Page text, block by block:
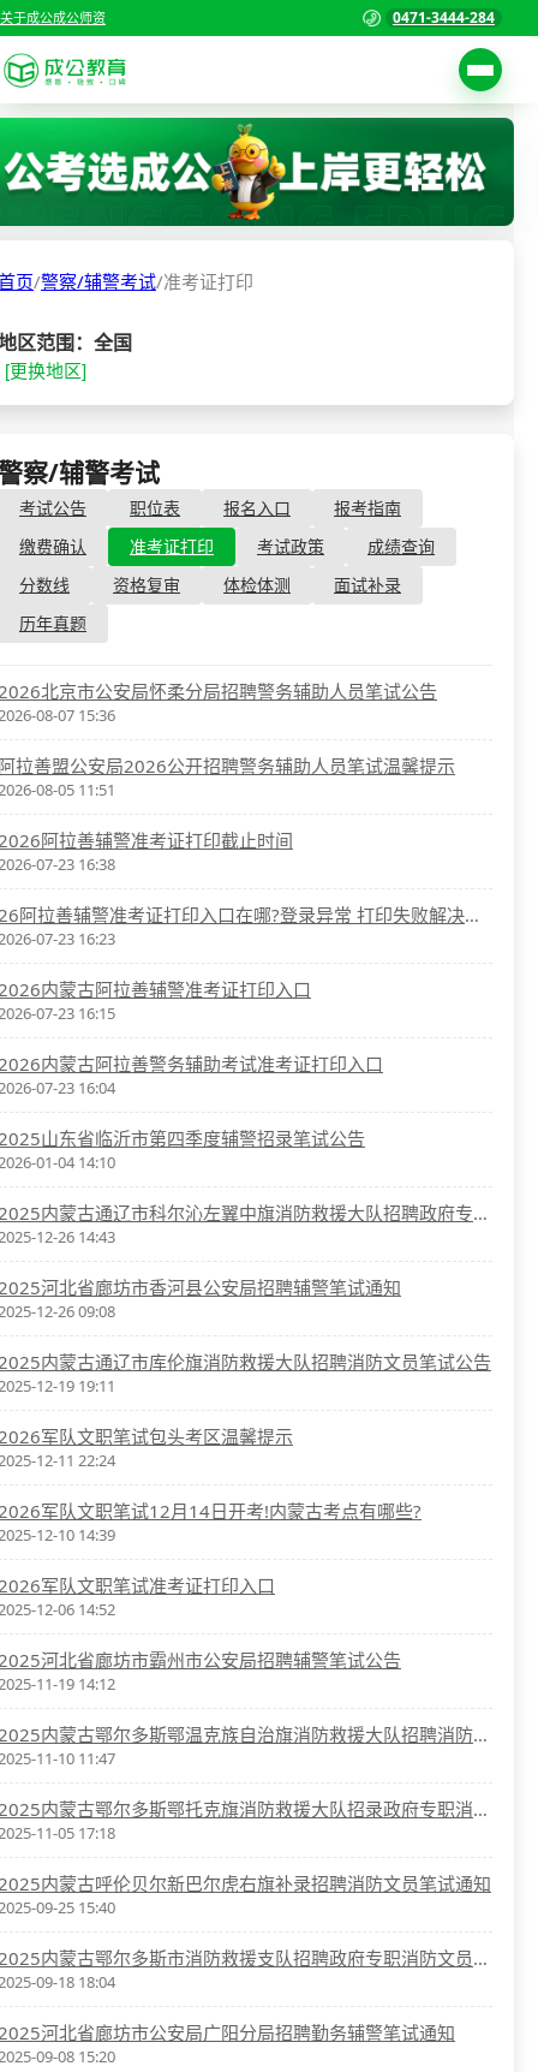
关于成公成公师资 0471-3444-284
考试公告
报考指南
缴费确认
准考证打印
成绩查询
分数线
资格复审
面试补录
历年真题
首页
国家公务员考试
各省公务员考试
教师资格/教师编制
国企/银行考试
页/警察/辅警考试/准考证打印
区范围：全国
[更换地区]
察/辅警考试- 准考证打印
考试公告 职位表 报名入口
报考指南
缴费确认
准考证打印 考试政策
成绩查询
分数线
资格复审 体检体测
面试补录
历年真题
北京市公安局怀柔分局招聘警务辅助人员笔试公告
08-07 15:36
拉善盟公安局2026公开招聘警务辅助人员笔试温馨提示
08-05 11:51
阿拉善辅警准考证打印截止时间
07-23 16:38
26阿拉善辅警准考证打印入口在哪?登录异常 打印失败解决办法
07-23 16:23
内蒙古阿拉善辅警准考证打印入口
07-23 16:15
内蒙古阿拉善警务辅助考试准考证打印入口
07-23 16:04
山东省临沂市第四季度辅警招录笔试公告
01-04 14:10
2025内蒙古通辽市科尔沁左翼中旗消防救援大队招聘政府专职消防员心理测试及笔试公告
12-26 14:43
河北省廊坊市香河县公安局招聘辅警笔试通知
12-26 09:08
内蒙古通辽市库伦旗消防救援大队招聘消防文员笔试公告
12-19 19:11
军队文职笔试包头考区温馨提示
12-11 22:24
军队文职笔试12月14日开考!内蒙古考点有哪些?
12-10 14:39
军队文职笔试准考证打印入口
12-06 14:52
河北省廊坊市霸州市公安局招聘辅警笔试公告
11-19 14:12
2025内蒙古鄂尔多斯鄂温克族自治旗消防救援大队招聘消防文员总成绩及体检名单通知
11-10 11:47
2025内蒙古鄂尔多斯鄂托克旗消防救援大队招录政府专职消防员打印准考证和体能测试公告
11-05 17:18
内蒙古呼伦贝尔新巴尔虎右旗补录招聘消防文员笔试通知
09-25 15:40
2025内蒙古鄂尔多斯市消防救援支队招聘政府专职消防文员笔试公告
09-18 18:04
河北省廊坊市公安局广阳分局招聘勤务辅警笔试通知
09-08 15:20